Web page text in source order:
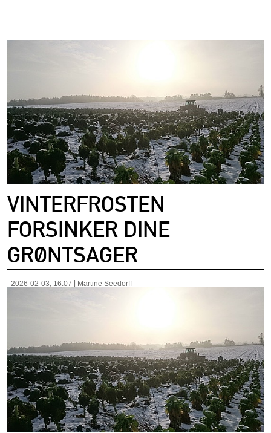
VINTERFROSTEN
FORSINKER DINE
GRØNTSAGER
2026-02-03, 16:07 Martine Seedorff